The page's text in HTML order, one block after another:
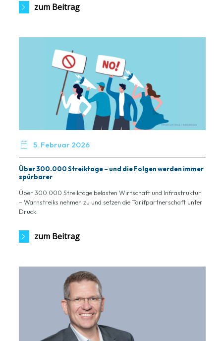
zum Beitrag
 5. Februar 2026
Über 300.000 Streiktage – und die Folgen werden immer
spürbarer
Über 300.000 Streiktage belasten Wirtschaft und Infrastruktur
– Warnstreiks nehmen zu und setzen die Tarifpartnerschaft unter
Druck.
zum Beitrag